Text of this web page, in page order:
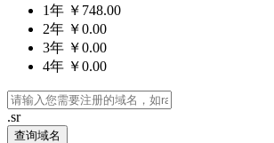
1年 ￥748.00
2年 ￥0.00
3年 ￥0.00
4年 ￥0.00
.sr
查询域名